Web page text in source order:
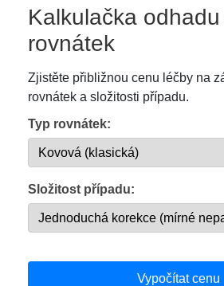
Kalkulačka
rovnátek
Zjistěte přibližnou cenu léčby na
rovnátek a složitosti případu.
Typ rovnátek:
Složitost případu:
Vypočítat cenu